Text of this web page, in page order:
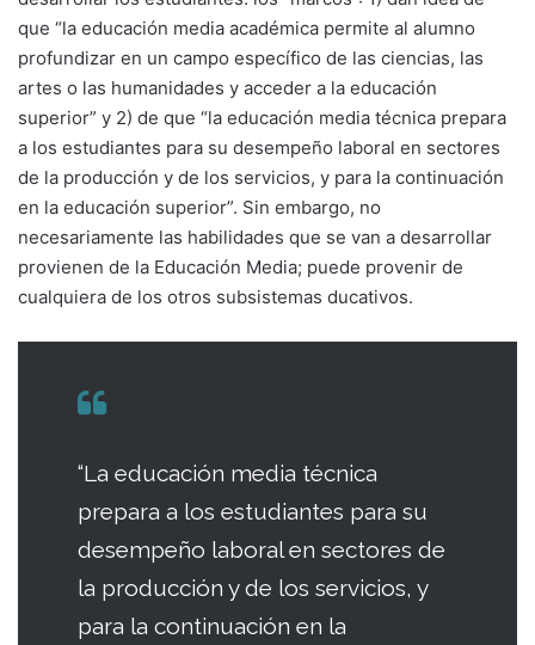
que “la educación media académica permite al alumno
profundizar en un campo específico de las ciencias, las
artes o las humanidades y acceder a la educación
superior” y 2) de que “la educación media técnica prepara
a los estudiantes para su desempeño laboral en sectores
de la producción y de los servicios, y para la continuación
en la educación superior”. Sin embargo, no
necesariamente las habilidades que se van a desarrollar
provienen de la Educación Media; puede provenir de
cualquiera de los otros subsistemas ducativos.
“La educación media técnica
prepara a los estudiantes para su
desempeño laboral en sectores de
la producción y de los servicios, y
para la continuación en la